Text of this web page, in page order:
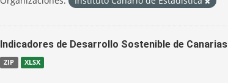
Indicadores de Desarrollo Sostenible de Canarias
ZIP XLSX